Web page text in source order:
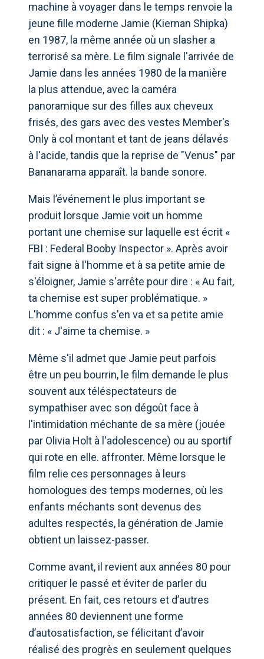
machine à voyager dans le temps renvoie la
jeune fille moderne Jamie (Kiernan Shipka)
en 1987, la même année où un slasher a
terrorisé sa mère. Le film signale l'arrivée de
Jamie dans les années 1980 de la manière
la plus attendue, avec la caméra
panoramique sur des filles aux cheveux
frisés, des gars avec des vestes Member's
Only à col montant et tant de jeans délavés
à l'acide, tandis que la reprise de "Venus" par
Bananarama apparaît. la bande sonore.
Mais l’événement le plus important se
produit lorsque Jamie voit un homme
portant une chemise sur laquelle est écrit «
FBI : Federal Booby Inspector ». Après avoir
fait signe à l'homme et à sa petite amie de
s'éloigner, Jamie s'arrête pour dire : « Au fait,
ta chemise est super problématique. »
L'homme confus s'en va et sa petite amie
dit : « J'aime ta chemise. »
Même s'il admet que Jamie peut parfois
être un peu bourrin, le film demande le plus
souvent aux téléspectateurs de
sympathiser avec son dégoût face à
l'intimidation méchante de sa mère (jouée
par Olivia Holt à l'adolescence) ou au sportif
qui rote en elle. affronter. Même lorsque le
film relie ces personnages à leurs
homologues des temps modernes, où les
enfants méchants sont devenus des
adultes respectés, la génération de Jamie
obtient un laissez-passer.
Comme avant, il revient aux années 80 pour
critiquer le passé et éviter de parler du
présent. En fait, ces retours et d’autres
années 80 deviennent une forme
d’autosatisfaction, se félicitant d’avoir
réalisé des progrès en seulement quelques